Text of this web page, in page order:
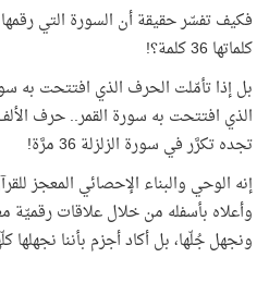
كلماتها 36 كلمة؟!
بل إذا تأمّلت الحرف الذي افتتحت به
الذي افتتحت به سورة القمر.. حرف
تجده تكرَّر في سورة الزلزلة 36 مرَّة!
إنه الوحي والبناء الإحصائي المعجز
وأعلاه بأسفله من خلال علاقات رقميّة
ونجهل جُلّها، بل أكاد أجزم بأننا نجهلها